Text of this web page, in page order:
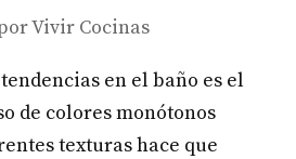
Vivir Cocinas
en el baño es el
de colores monótonos
texturas hace que